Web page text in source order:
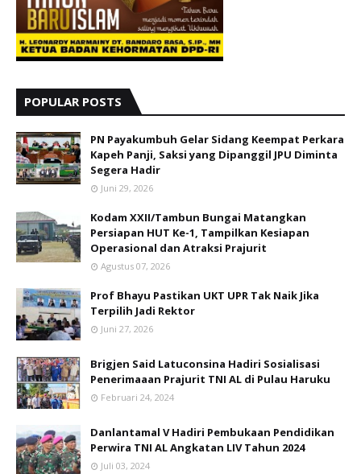
POPULAR POSTS
PN Payakumbuh Gelar Sidang Keempat Perkara
Kapeh Panji, Saksi yang Dipanggil JPU Diminta
Segera Hadir
Juni 29, 2026
Kodam XXII/Tambun Bungai Matangkan
Persiapan HUT Ke-1, Tampilkan Kesiapan
Operasional dan Atraksi Prajurit
Agustus 07, 2026
Prof Bhayu Pastikan UKT UPR Tak Naik Jika
Terpilih Jadi Rektor
Juni 27, 2026
Brigjen Said Latuconsina Hadiri Sosialisasi
Penerimaaan Prajurit TNI AL di Pulau Haruku
Februari 24, 2024
Danlantamal V Hadiri Pembukaan Pendidikan
Perwira TNI AL Angkatan LIV Tahun 2024
Juli 03, 2024